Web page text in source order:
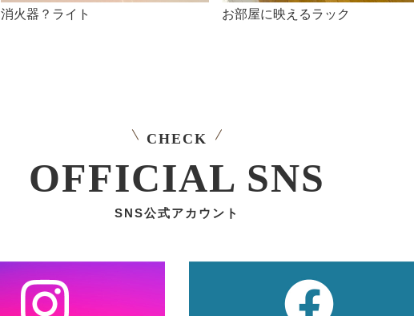
消火器？ライト お部屋に映えるラック
CHECK
OFFICIAL SNS
SNS公式アカウント